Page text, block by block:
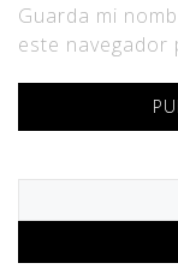
Guarda mi
este navegador